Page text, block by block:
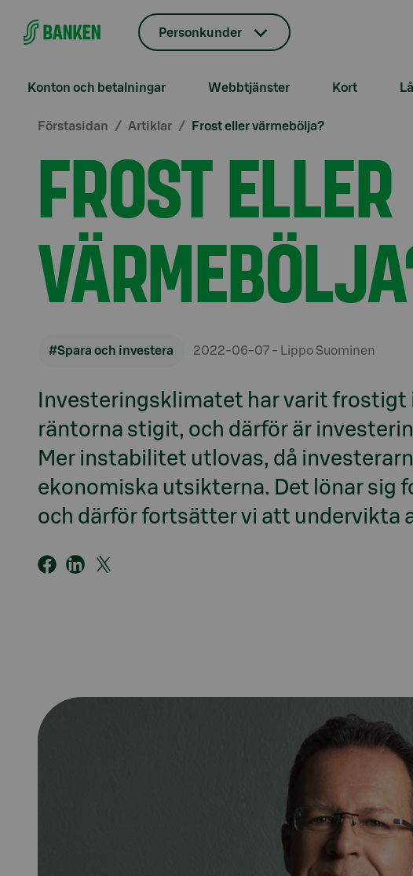
Personkunder
Konton och betalningar Webbtjänster Kort
Förstasidan Artiklar Frost eller värmebölja?
FROST ELLER
#Spara och investera 2022-06-07 - Lippo Suominen
Investeringsklimatet har varit frostigt
räntorna stigit, och därför är
Mer instabilitet utlovas, då
ekonomiska utsikterna. Det lönar sig
och därför fortsätter vi att undervikta